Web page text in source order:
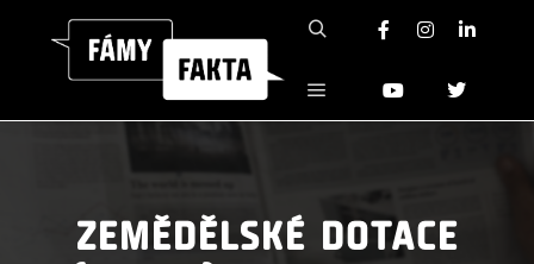
Hlavní navigační menu
ZEMĚDĚLSKÉ DOTACE